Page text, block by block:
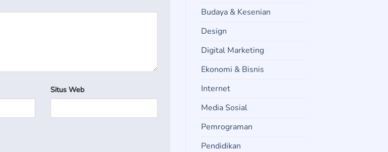
Situs Web
Budaya & Kesenian
Design
Digital Marketing
Ekonomi & Bisnis
Internet
Media Sosial
Pemrograman
Pendidikan